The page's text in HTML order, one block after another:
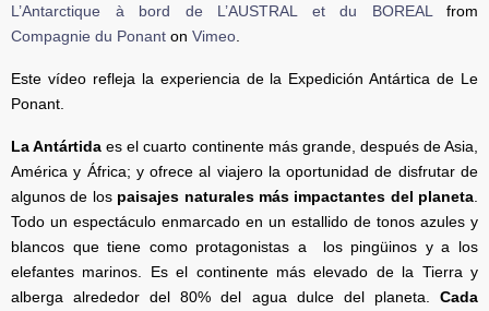
L’Antarctique à bord de L’AUSTRAL et du BOREAL
from
Compagnie du Ponant on Vimeo
Este vídeo refleja la experiencia de la Expedición Antártica de Le
Ponant.
La Antártida es el cuarto continente más grande, después de Asia,
América y África; y ofrece al viajero la oportunidad de disfrutar de
algunos de los paisajes naturales más impactantes del planeta
Todo un espectáculo enmarcado en un estallido de tonos azules y
blancos que tiene como protagonistas a los pingüinos y a los
elefantes marinos. Es el continente más elevado de la Tierra y
alberga alrededor del 80% del agua dulce del planeta. Cada